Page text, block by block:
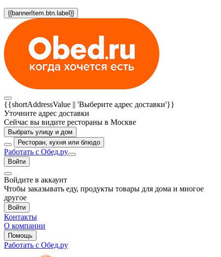
{{bannerItem.btn.label}}
{{shortAddressValue || 'Выберите адрес доставки'}}
Уточните адрес доставки
Сейчас вы видите рестораны в Москве
Выбрать улицу и дом
Ресторан, кухня или блюдо
Работать с Обед.ру
Войти
Войдите в аккаунт
Чтобы заказывать еду, продукты товары для дома и многое
другое
Войти
Контакты
О компании
Помощь
Работать с Обед.ру